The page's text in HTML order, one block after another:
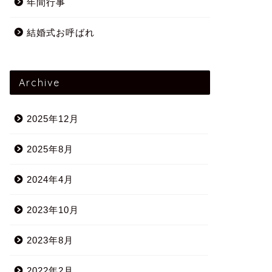
年間行事
結婚式お呼ばれ
Archive
2025年12月
2025年8月
2024年4月
2023年10月
2023年8月